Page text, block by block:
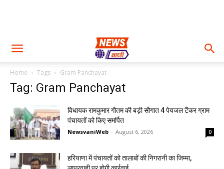
Home Tags Gram Panchayat
Tag: Gram Panchayat
विधायक रामकुमार गौतम की बड़ी सौगात 4 पेयजल टैंकर ग्राम
पंचायतों को किए समर्पित
NewsvaniWeb - August 6, 2026 0
हरियाणा में पंचायतों को तालाबों की निगरानी का जिम्मा,